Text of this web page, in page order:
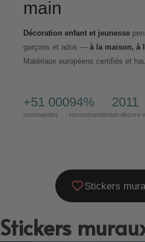
main
Décoration enfant et jeunesse
garçons et ados — à la maison, à
Matériaux européens certifiés et
+51 000
commandes
94%
recommandent
2011
on décore
Stickers
Stickers